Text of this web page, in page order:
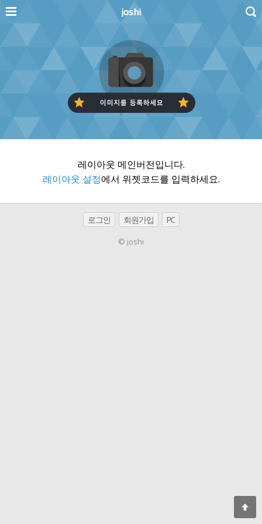
joshi
레이아웃 메인버전입니다.
레이아웃 설정에서 위젯코드를 입력하세요.
로그인 회원가입 PC
© joshi